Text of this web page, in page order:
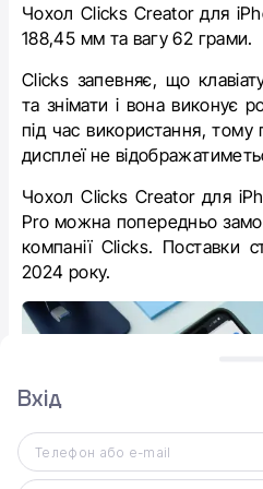
Чохол Clicks Creator для
188,45 мм та вагу 62 грами.
Clicks запевняє, що
та знімати і вона виконує
під час використання, тому
дисплеї не
Чохол Clicks Creator для
Pro‌ можна попередньо
компанії Clicks. Поставки
2024 року.
Вхід
Телефон або e-mail